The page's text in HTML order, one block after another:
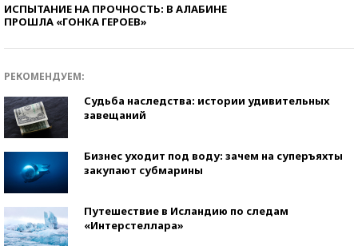
ИСПЫТАНИЕ НА ПРОЧНОСТЬ: В АЛАБИНЕ
ПРОШЛА «ГОНКА ГЕРОЕВ»
РЕКОМЕНДУЕМ:
Судьба наследства: истории удивительных
завещаний
Бизнес уходит под воду: зачем на суперъяхты
закупают субмарины
Путешествие в Исландию по следам
«Интерстеллара»